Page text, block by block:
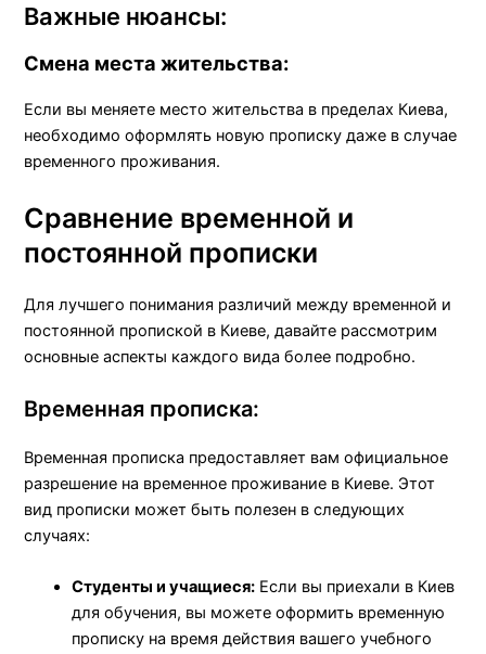
Важные нюансы:
Смена места жительства:
Если вы меняете место жительства в пределах Киева,
необходимо оформлять новую прописку даже в случае
временного проживания.
Сравнение временной и
постоянной прописки
Для лучшего понимания различий между временной и
постоянной пропиской в Киеве, давайте рассмотрим
основные аспекты каждого вида более подробно.
Временная прописка:
Временная прописка предоставляет вам официальное
разрешение на временное проживание в Киеве. Этот
вид прописки может быть полезен в следующих
случаях:
Студенты и учащиеся: Если вы приехали в Киев
для обучения, вы можете оформить временную
прописку на время действия вашего учебного